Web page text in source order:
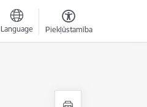
Language Piekļūstamība